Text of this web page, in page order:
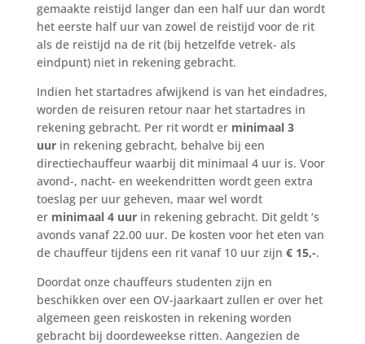
gemaakte reistijd langer dan een half uur dan wordt
het eerste half uur van zowel de reistijd voor de rit
als de reistijd na de rit (bij hetzelfde vetrek- als
eindpunt) niet in rekening gebracht.
Indien het startadres afwijkend is van het eindadres,
worden de reisuren retour naar het startadres in
rekening gebracht. Per rit wordt er minimaal 3
uurin rekening gebracht, behalve bij een
directiechauffeur waarbij dit minimaal 4 uur is. Voor
avond-, nacht- en weekendritten wordt geen extra
toeslag per uur geheven, maar wel wordt
er minimaal 4 uur in rekening gebracht. Dit geldt ‘s
avonds vanaf 22.00 uur. De kosten voor het eten van
de chauffeur tijdens een rit vanaf 10 uur zijn € 15,-.
Doordat onze chauffeurs studenten zijn en
beschikken over een OV-jaarkaart zullen er over het
algemeen geen reiskosten in rekening worden
gebracht bij doordeweekse ritten. Aangezien de